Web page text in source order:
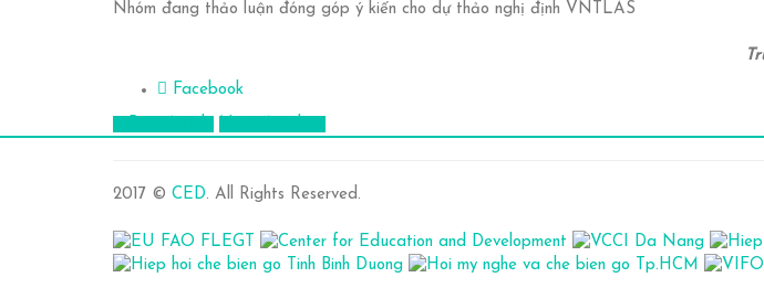
Nhóm đang thảo luận đóng góp ý kiến cho dự thảo nghị định VNTLAS
Facebook
2017 © CED. All Rights Reserved.